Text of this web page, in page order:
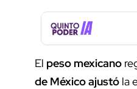
El peso mexicano
de México ajustó la